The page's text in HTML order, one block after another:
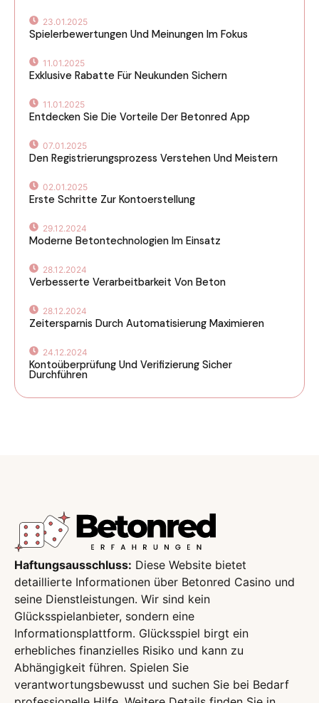
23.01.2025
Spielerbewertungen Und Meinungen Im Fokus
11.01.2025
Exklusive Rabatte Für Neukunden Sichern
11.01.2025
Entdecken Sie Die Vorteile Der Betonred App
07.01.2025
Den Registrierungsprozess Verstehen Und Meistern
02.01.2025
Erste Schritte Zur Kontoerstellung
29.12.2024
Moderne Betontechnologien Im Einsatz
28.12.2024
Verbesserte Verarbeitbarkeit Von Beton
28.12.2024
Zeitersparnis Durch Automatisierung Maximieren
24.12.2024
Kontoüberprüfung Und Verifizierung Sicher
Durchführen
Haftungsausschluss: Diese Website bietet
detaillierte Informationen über Betonred Casino und
seine Dienstleistungen. Wir sind kein
Glücksspielanbieter, sondern eine
Informationsplattform. Glücksspiel birgt ein
erhebliches finanzielles Risiko und kann zu
Abhängigkeit führen. Spielen Sie
verantwortungsbewusst und suchen Sie bei Bedarf